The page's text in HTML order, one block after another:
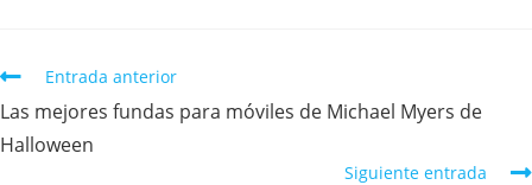
Entrada anterior
Las mejores fundas para móviles de Michael Myers de
Halloween
Siguiente entrada